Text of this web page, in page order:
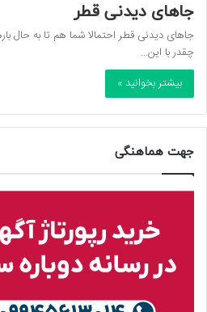
جاهای دیدنی قطر
جاهای دیدنی قطر احتمالا شما هم تا به حال
چقدر با این…
بیشتر بخوانید »
جهت هماهنگی